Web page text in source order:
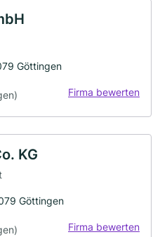
Göttingen
Firma bewerten
KG
Göttingen
Firma bewerten